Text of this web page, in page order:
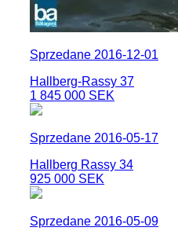
Sprzedane 2016-12-01
Hallberg-Rassy 37
1 845 000 SEK
Sprzedane 2016-05-17
Hallberg Rassy 34
925 000 SEK
Sprzedane 2016-05-09